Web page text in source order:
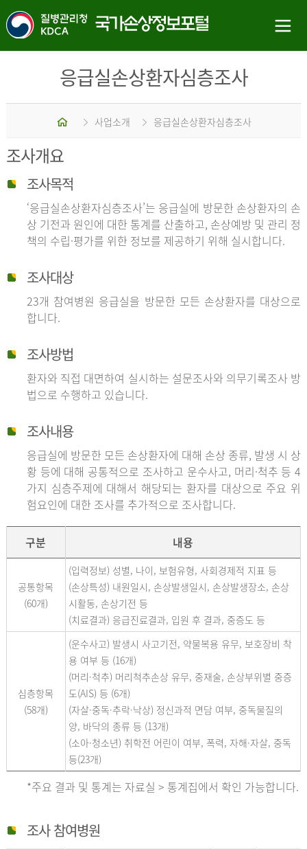
응급실손상환자심층조사
홈 사업소개 응급실손상환자심층조사
조사개요
조사목적
‘응급실손상환자심층조사’는 응급실에 방문한 손상환자의 손
상 기전과 원인에 대한 통계를 산출하고, 손상예방 및 관리 정
책의 수립·평가를 위한 정보를 제공하기 위해 실시합니다.
조사대상
23개 참여병원 응급실을 방문한 모든 손상환자를 대상으로
합니다.
조사방법
환자와 직접 대면하여 실시하는 설문조사와 의무기록조사 방
법으로 수행하고 있습니다.
조사내용
응급실에 방문한 모든 손상환자에 대해 손상 종류, 발생 시 상
황 등에 대해 공통적으로 조사하고 운수사고, 머리·척추 등 4
가지 심층주제에 대해서 해당되는 환자를 대상으로 주요 위
험요인에 대한 조사를 추가적으로 조사합니다.
구분 내용
공통항목
(60개)
(입력정보) 성별, 나이, 보험유형, 사회경제적 지표 등
(손상특성) 내원일시, 손상발생일시, 손상발생장소, 손상
시활동, 손상기전 등
(치료결과) 응급진료결과, 입원 후 결과, 중증도 등
심층항목
(58개)
(운수사고) 발생시 사고기전, 약물복용 유무, 보호장비 착
용 여부 등 (16개)
(머리·척추) 머리척추손상 유무, 중재술, 손상부위별 중증
도(AIS) 등 (6개)
(자살·중독·추락·낙상) 정신과적 면담 여부, 중독물질의
양, 바닥의 종류 등 (13개)
(소아·청소년) 취학전 어린이 여부, 폭력, 자해·자살, 중독
등(23개)
*주요 결과 및 통계는 자료실 > 통계집에서 확인 가능합니다.
조사 참여병원